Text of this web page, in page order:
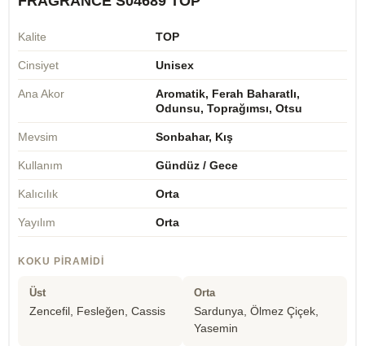
Kalite TOP
Cinsiyet Unisex
Ana Akor
Aromatik, Ferah Baharatlı,
Odunsu, Toprağımsı, Otsu
Mevsim Sonbahar, Kış
Kullanım Gündüz / Gece
Kalıcılık Orta
Yayılım Orta
KOKU PIRAMIDI
Üst
Zencefil, Fesleğen, Cassis
Orta
Sardunya, Ölmez Çiçek,
Yasemin